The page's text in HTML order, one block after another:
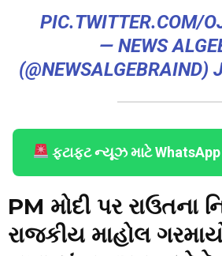
PIC.TWITTER.COM/
— NEWS
(@NEWSALGEBRAIND)
ફટાફટ ન્યૂઝ માટે
PM મોદી પર રાઉતના
રાજકીય માહોલ